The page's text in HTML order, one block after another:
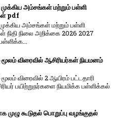
அம்சங்கள் மற்றும் பள்ளி
pdf
அம்சங்கள் மற்றும் பள்ளி
நிதி நிலை அறிக்கை 2026 2027
மூலம் விரைவில் ஆசிரியர்கள் நியமனம்
மூலம் விரை​வில் 2 ஆயிரம் பட்​ட​தாரி
பயிற்றுநர்​களை நியமிக்க பள்​ளிக்​கல்​
முழு கூடுதல் பொறுப்பு வழங்குதல்